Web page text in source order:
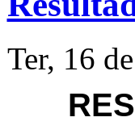
Ter, 16